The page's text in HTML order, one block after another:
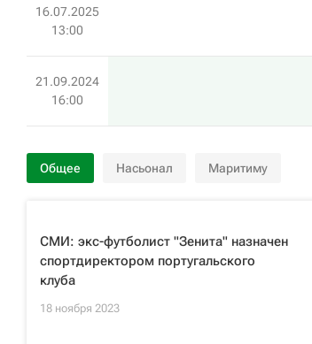
16.07.2025
13:00
21.09.2024
16:00
Общее Насьонал Маритиму
СМИ: экс-футболист "Зенита" назначен
спортдиректором португальского
клуба
18 ноября 2023